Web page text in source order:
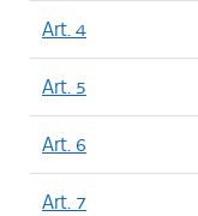
Art. 4
Art. 5
Art. 6
Art. 7